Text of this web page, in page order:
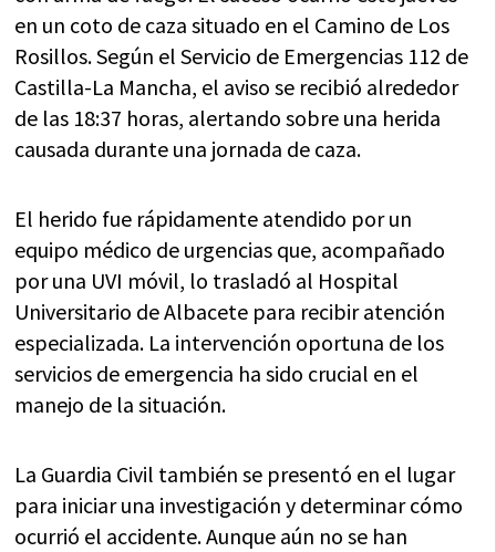
en un coto de caza situado en el Camino de Los
Rosillos. Según el Servicio de Emergencias 112 de
Castilla-La Mancha, el aviso se recibió alrededor
de las 18:37 horas, alertando sobre una herida
causada durante una jornada de caza.
El herido fue rápidamente atendido por un
equipo médico de urgencias que, acompañado
por una UVI móvil, lo trasladó al Hospital
Universitario de Albacete para recibir atención
especializada. La intervención oportuna de los
servicios de emergencia ha sido crucial en el
manejo de la situación.
La Guardia Civil también se presentó en el lugar
para iniciar una investigación y determinar cómo
ocurrió el accidente. Aunque aún no se han